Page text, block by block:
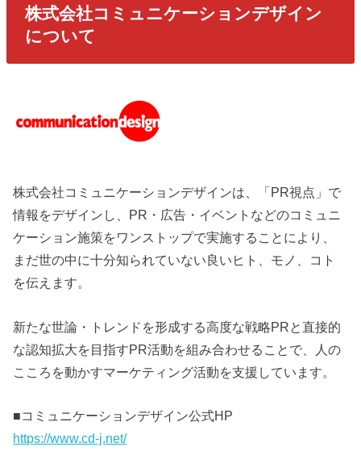
株式会社コミュニケーションデザイン
について
株式会社コミュニケーションデザインは、「PR視点」で
情報をデザインし、PR・広告・イベントなどのコミュニ
ケーション施策をワンストップで実施することにより、
まだ世の中に十分知られていない良いヒト、モノ、コト
を伝えます。
新たな世論・トレンドを形成する高度な戦略PRと直接的
な認知拡大を目指すPR活動を組み合わせることで、人の
こころを動かすマーケティング活動を支援しています。
■コミュニケーションデザイン公式HP
https://www.cd-j.net/